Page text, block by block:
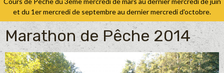
et du 1er mercredi de septembre au dernier mercredi d'octobre.
Marathon de Pêche 2014